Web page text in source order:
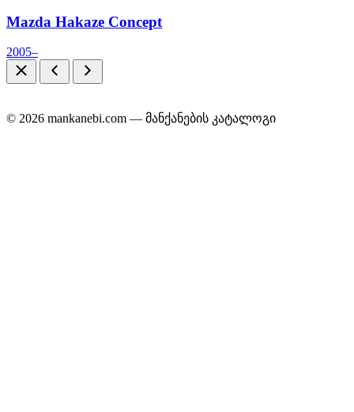
Mazda Hakaze Concept
2005–
© 2026 mankanebi.com — მანქანების კატალოგი